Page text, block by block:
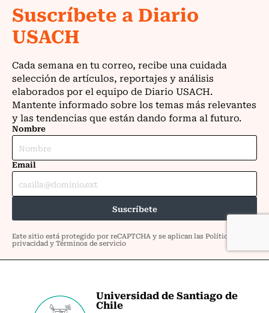
Universidad de Santiago de
Chile